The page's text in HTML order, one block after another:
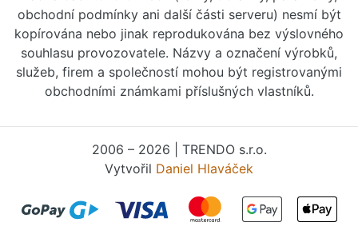
obchodní podmínky ani další části serveru) nesmí být
kopírována nebo jinak reprodukována bez výslovného
souhlasu provozovatele. Názvy a označení výrobků,
služeb, firem a společností mohou být registrovanými
obchodními známkami příslušných vlastníků.
2006 – 2026 | TRENDO s.r.o.
Vytvořil Daniel Hlaváček